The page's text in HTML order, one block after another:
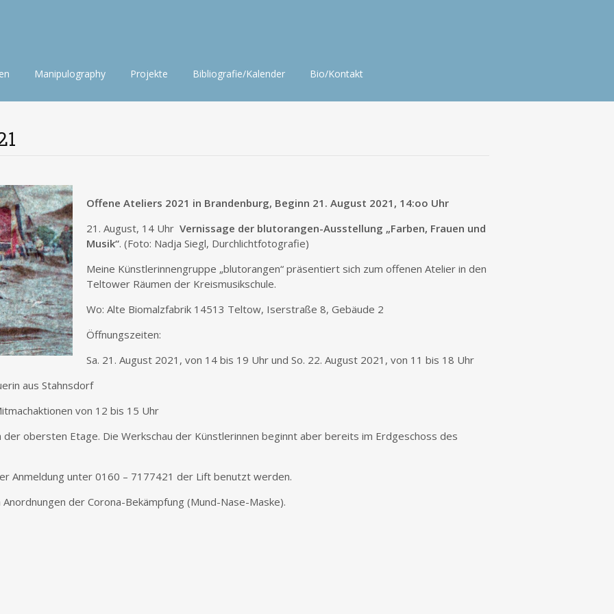
Manipulography Projekte Bibliografie/Kalender Bio/Kontakt
Offene Ateliers 2021 in Brandenburg, Beginn 21. August 2021, 14:oo Uhr
21. August, 14 Uhr Vernissage der blutorangen-Ausstellung „Farben, Frauen und
Musik“. (Foto: Nadja Siegl, Durchlichtfotografie)
Meine Künstlerinnengruppe „blutorangen“ präsentiert sich zum offenen Atelier in den
Teltower Räumen der Kreismusikschule.
Wo: Alte Biomalzfabrik 14513 Teltow, Iserstraße 8, Gebäude 2
Öffnungszeiten:
Sa. 21. August 2021, von 14 bis 19 Uhr und So. 22. August 2021, von 11 bis 18 Uhr
aus Stahnsdorf
von 12 bis 15 Uhr
der obersten Etage. Die Werkschau der Künstlerinnen beginnt aber bereits im Erdgeschoss des
Anmeldung unter 0160 – 7177421 der Lift benutzt werden.
der Corona-Bekämpfung (Mund-Nase-Maske).